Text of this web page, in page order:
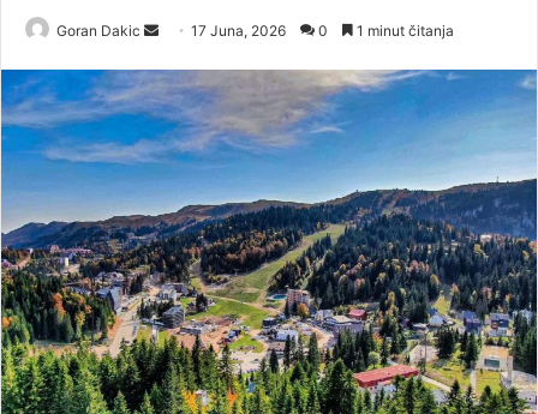
Goran Dakic
d
a
e
m
a
i
l
17 Juna, 2026 0 1 minut čitanja